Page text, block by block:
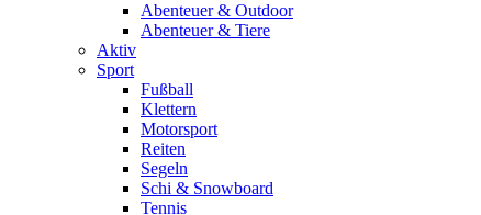
Abenteuer & Outdoor
Abenteuer & Tiere
Aktiv
Sport
Fußball
Klettern
Motorsport
Reiten
Segeln
Schi & Snowboard
Tennis